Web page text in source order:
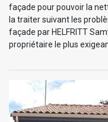
façade pour pouvoir la
la traiter suivant les
façade par HELFRITT
propriétaire le plus